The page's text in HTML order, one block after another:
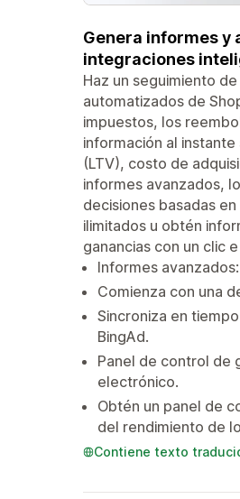
Genera informes y
integraciones
Haz un seguimiento
automatizados de
impuestos, los
información al
(LTV), costo de
informes avanzados,
decisiones basadas
ilimitados u obtén
ganancias con un clic
Informes
Comienza con una
Sincroniza en
BingAd.
Panel de control de
electrónico.
Obtén un panel de
del rendimiento de
Contiene texto